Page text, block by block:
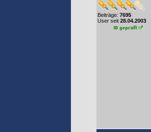
Beiträge: 7695
User seit 28.04.2003